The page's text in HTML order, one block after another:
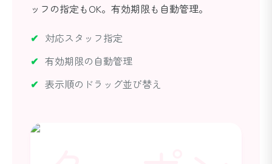
ッフの指定もOK。有効期限も自動管理。
対応スタッフ指定
有効期限の自動管理
表示順のドラッグ並び替え